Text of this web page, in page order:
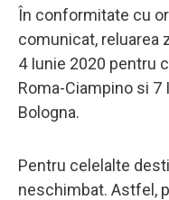
În conformitate cu
comunicat, reluarea
4 Iunie 2020 pentru
Roma-Ciampino si
Bologna.
Pentru celelalte
neschimbat. Astfel,